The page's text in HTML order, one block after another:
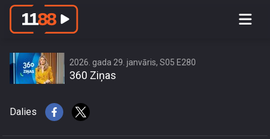
Donalds Tramps kļūst par politisko
2026. gada 29. janvāris, S05 E280
360 Ziņas
Dalies